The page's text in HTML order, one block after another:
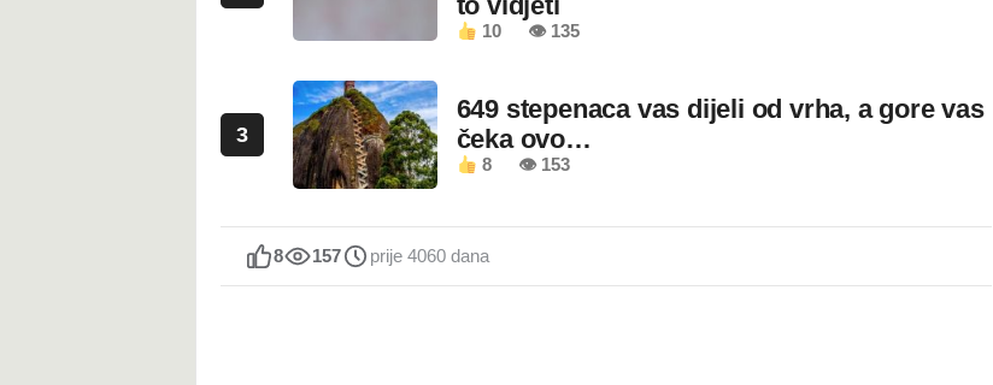
10 👁 135
3
649 stepenaca vas dijeli od vrha, a gore vas
čeka ovo…
8 👁 153
8 157 prije 4060 dana